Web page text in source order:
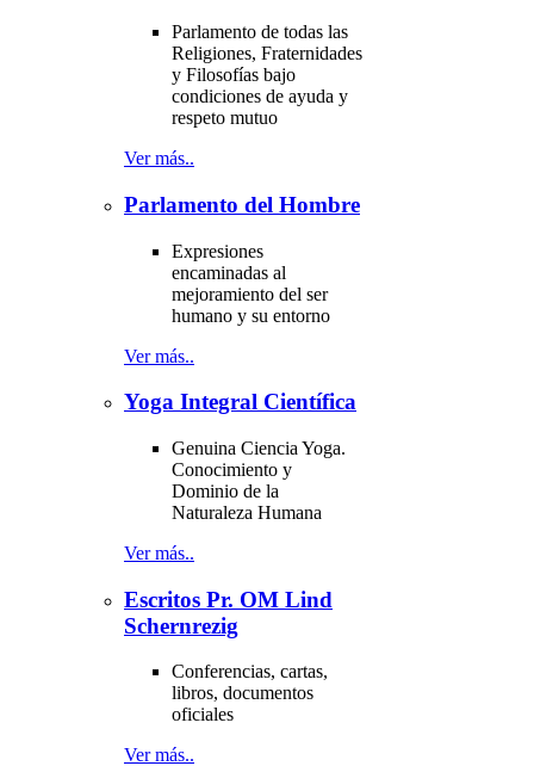
Parlamento de todas las
Religiones, Fraternidades
y Filosofías bajo
condiciones de ayuda y
respeto mutuo
Ver más..
Parlamento del Hombre
Expresiones
encaminadas al
mejoramiento del ser
humano y su entorno
Ver más..
Yoga Integral Científica
Genuina Ciencia Yoga.
Conocimiento y
Dominio de la
Naturaleza Humana
Ver más..
Escritos Pr. OM Lind
Schernrezig
Conferencias, cartas,
libros, documentos
oficiales
Ver más..